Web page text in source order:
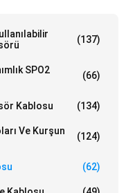
(137)
SPO2
(66)
Kablosu (134)
Ve Kurşun
(124)
(62)